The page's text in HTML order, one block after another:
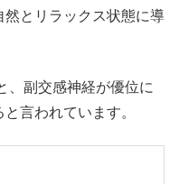
とリラックス状態に導
、副交感神経が優位に
言われています。